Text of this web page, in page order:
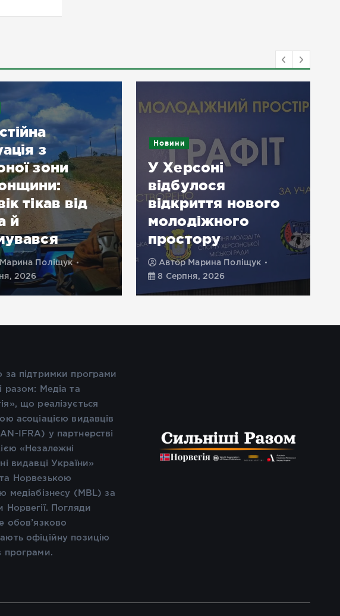
з
зони
тікав від
й
Марина Поліщук
2026
Новини
У Херсоні
відбулося
відкриття нового
молодіжного
простору
Автор Марина Поліщук
8 Серпня, 2026
за підтримки програми
разом: Медіа та
що реалізується
асоціацією видавців
IFRA) у партнерстві
«Незалежні
видавці України»
Норвезькою
медіабізнесу (MBL) за
Норвегії. Погляди
обов’язково
офіційну позицію
програми.